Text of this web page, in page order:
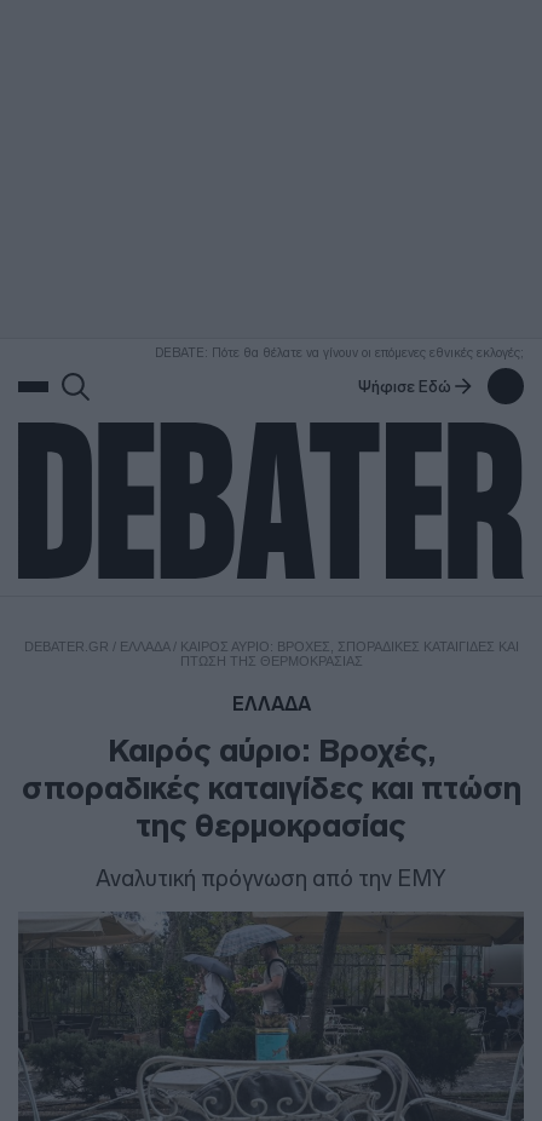
DEBATE: Πότε θα θέλατε να γίνουν οι επόμενες εθνικές εκλογές;
Ψήφισε Εδώ
DEBATER.GR / ΕΛΛΑΔΑ/ ΚΑΙΡΌΣ ΑΎΡΙΟ: ΒΡΟΧΈΣ, ΣΠΟΡΑΔΙΚΈΣ ΚΑΤΑΙΓΊΔΕΣ ΚΑΙ
ΠΤΏΣΗ ΤΗΣ ΘΕΡΜΟΚΡΑΣΊΑΣ
ΕΛΛΑΔΑ
Καιρός αύριο: Βροχές,
σποραδικές καταιγίδες και πτώση
της θερμοκρασίας
Αναλυτική πρόγνωση από την ΕΜΥ